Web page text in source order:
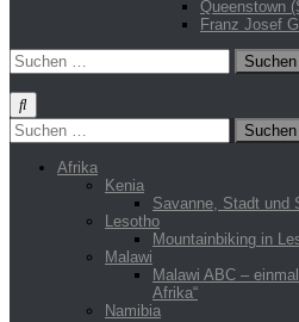
Queenstown
Franz Josef
Suchen
nach:
Suchen
nach:
Afrika
Kenia
Savanne, Stadt und
Lesotho
Mountainbiking in
Malawi
Malawi ABC –
Afrika“
Namibia